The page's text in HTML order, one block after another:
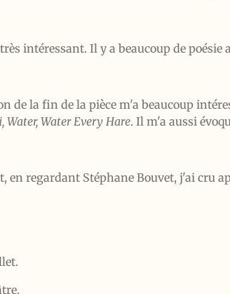
intéressant. Il y a beaucoup de
de la fin de la pièce m'a beaucoup
Water, Water Every Hare. Il m'a aussi
en regardant Stéphane Bouvet, j'ai cru